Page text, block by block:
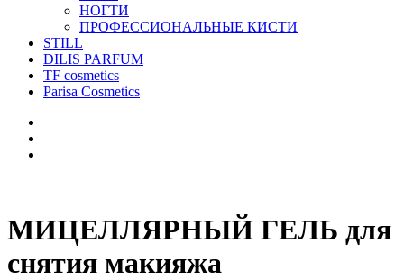
НОГТИ
ПРОФЕССИОНАЛЬНЫЕ КИСТИ
STILL
DILIS PARFUM
TF cosmetics
Parisa Cosmetics
МИЦЕЛЛЯРНЫЙ ГЕЛЬ для
снятия макияжа